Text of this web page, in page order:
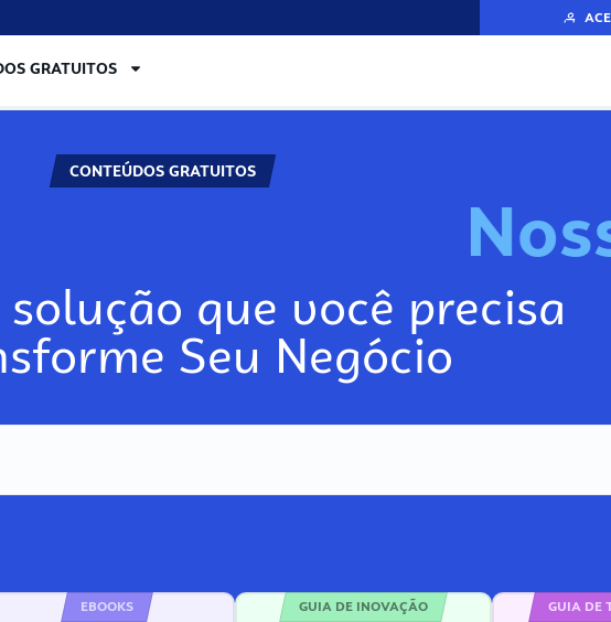
GRATUITOS
CONTEÚDOS GRATUITOS
Nos
que você precisa
Seu Negócio
EBOOKS GUIA DE INOVAÇÃO GUIA DE